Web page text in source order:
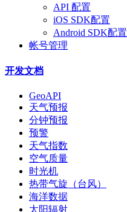
API 配置
iOS SDK配置
Android SDK配置
帐号管理
开发文档
GeoAPI
天气预报
分钟预报
预警
天气指数
空气质量
时光机
热带气旋（台风）
海洋数据
太阳辐射